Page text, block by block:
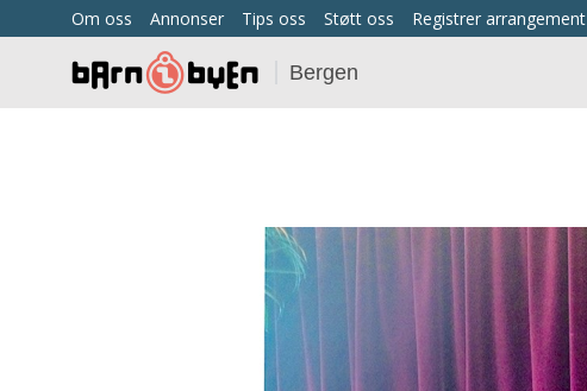
Om oss Annonser Tips oss Støtt oss Registrer arrangement
Bergen